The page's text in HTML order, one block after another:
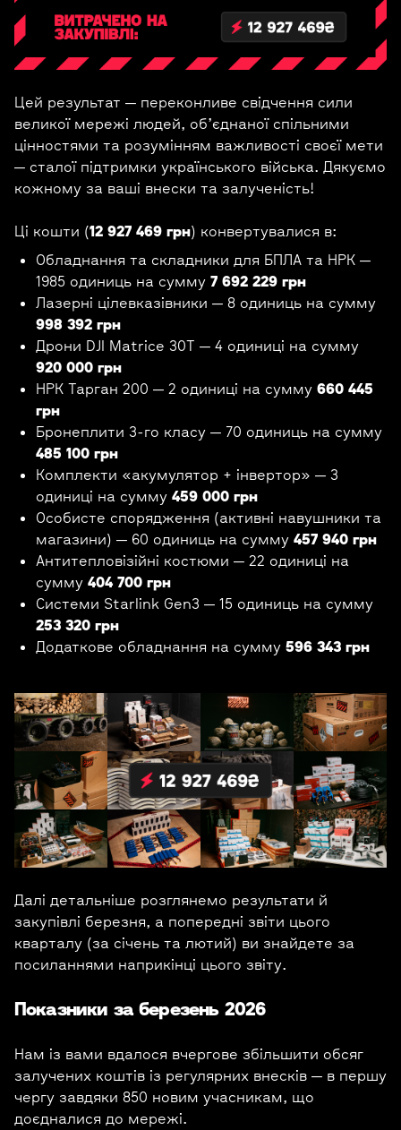
Цей результат — переконливе свідчення сили
великої мережі людей, об’єднаної спільними
цінностями та розумінням важливості своєї мети
— сталої підтримки українського війська. Дякуємо
кожному за ваші внески та залученість!
Ці кошти (12 927 469 грн) конвертувалися в:
Обладнання та складники для БПЛА та НРК —
1985 одиниць на сумму 7 692 229 грн
Лазерні цілевказівники — 8 одиниць на сумму
998 392 грн
Дрони DJI Matrice 30T — 4 одиниці на сумму
920 000 грн
НРК Тарган 200 — 2 одиниці на сумму 660 445
грн
Бронеплити 3-го класу — 70 одиниць на сумму
485 100 грн
Комплекти «акумулятор + інвертор» — 3
одиниці на сумму 459 000 грн
Особисте спорядження (активні навушники та
магазини) — 60 одиниць на сумму 457 940 грн
Антитепловізійні костюми — 22 одиниці на
сумму 404 700 грн
Системи Starlink Gen3 — 15 одиниць на сумму
253 320 грн
Додаткове обладнання на сумму 596 343 грн
Далі детальніше розглянемо результати й
закупівлі березня, а попередні звіти цього
кварталу (за січень та лютий) ви знайдете за
посиланнями наприкінці цього звіту.
Показники за березень 2026
Нам із вами вдалося вчергове збільшити обсяг
залучених коштів із регулярних внесків — в першу
чергу завдяки 850 новим учасникам, що
доєдналися до мережі.